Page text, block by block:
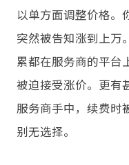
以单方面调整价格。
突然被告知涨到上万
累都在服务商的平台
被迫接受涨价。更有
服务商手中，续费时
别无选择。